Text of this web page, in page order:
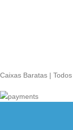
Caixas Baratas |